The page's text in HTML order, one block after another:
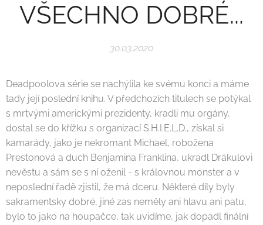
VŠECHNO DOBRÉ...
30.03.2020
Deadpoolova série se nachýlila ke svému konci a máme
tady její poslední knihu. V předchozích titulech se potýkal
s mrtvými americkými prezidenty, kradli mu orgány,
dostal se do křížku s organizací S.H.I.E.L.D., získal si
kamarády, jako je nekromant Michael, robožena
Prestonová a duch Benjamina Franklina, ukradl Drákulovi
nevěstu a sám se s ní oženil - s královnou monster a v
neposlední řadě zjistil, že má dceru. Některé díly byly
sakramentsky dobré, jiné zas neměly ani hlavu ani patu,
bylo to jako na houpačce, tak uvidíme, jak dopadl finální